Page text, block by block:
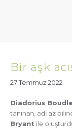
Bir aşk
27 Temmuz 2022
Diadorius
tanınan, adı az
Bryant ile